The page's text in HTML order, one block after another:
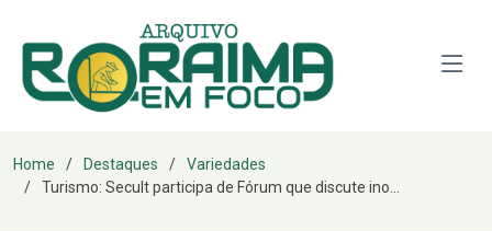
Home Destaques
Variedades
Turismo: Secult participa de Fórum que discute ino...